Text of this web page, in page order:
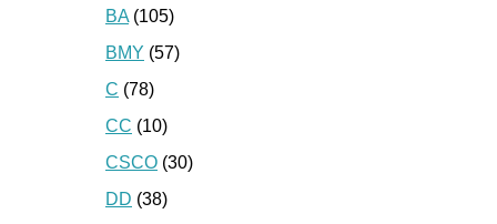
BA (105)
BMY (57)
C (78)
CC (10)
CSCO (30)
DD (38)